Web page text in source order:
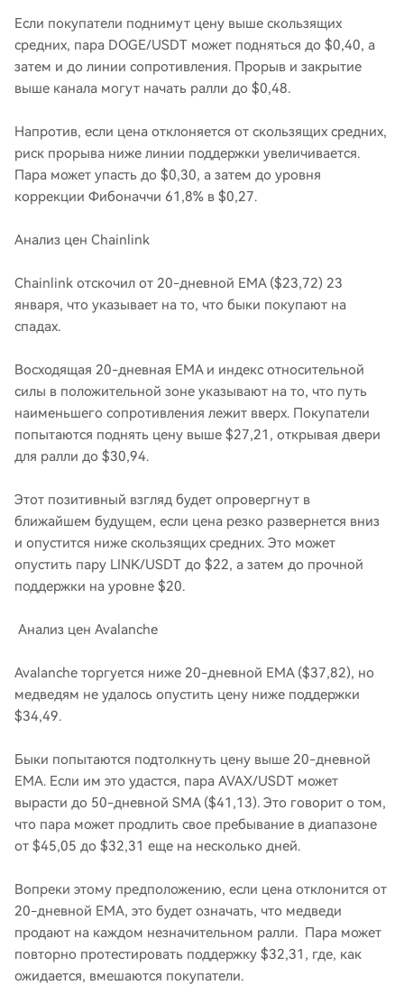
Если покупатели поднимут цену выше скользящих
средних, пара DOGE/USDT может подняться до $0,40, а
затем и до линии сопротивления. Прорыв и закрытие
выше канала могут начать ралли до $0,48.
Напротив, если цена отклоняется от скользящих средних,
риск прорыва ниже линии поддержки увеличивается.
Пара может упасть до $0,30, а затем до уровня
коррекции Фибоначчи 61,8% в $0,27.
Анализ цен Chainlink
Chainlink отскочил от 20-дневной EMA ($23,72) 23
января, что указывает на то, что быки покупают на
спадах.
Восходящая 20-дневная EMA и индекс относительной
силы в положительной зоне указывают на то, что путь
наименьшего сопротивления лежит вверх. Покупатели
попытаются поднять цену выше $27,21, открывая двери
для ралли до $30,94.
Этот позитивный взгляд будет опровергнут в
ближайшем будущем, если цена резко развернется вниз
и опустится ниже скользящих средних. Это может
опустить пару LINK/USDT до $22, а затем до прочной
поддержки на уровне $20.
Анализ цен Avalanche
Avalanche торгуется ниже 20-дневной EMA ($37,82), но
медведям не удалось опустить цену ниже поддержки
$34,49.
Быки попытаются подтолкнуть цену выше 20-дневной
EMA. Если им это удастся, пара AVAX/USDT может
вырасти до 50-дневной SMA ($41,13). Это говорит о том,
что пара может продлить свое пребывание в диапазоне
от $45,05 до $32,31 еще на несколько дней.
Вопреки этому предположению, если цена отклонится от
20-дневной EMA, это будет означать, что медведи
продают на каждом незначительном ралли. Пара может
повторно протестировать поддержку $32,31, где, как
ожидается, вмешаются покупатели.